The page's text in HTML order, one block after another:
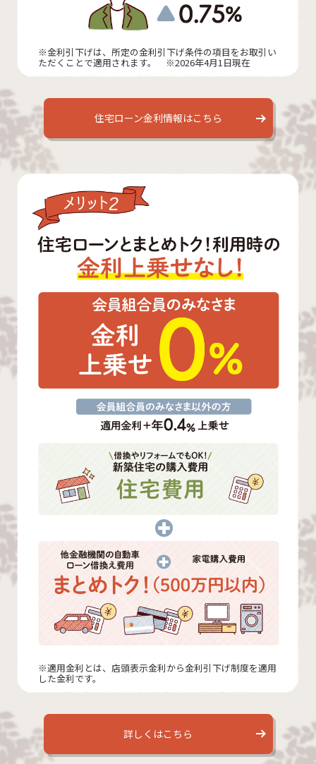
※金利引下げは、所定の金利引下げ条件の項目をお取引い
ただくことで適用されます。 ※2026年4月1日現在
住宅ローン金利情報はこちら
※適用金利とは、店頭表示金利から金利引下げ制度を適用
した金利です。
詳しくはこちら